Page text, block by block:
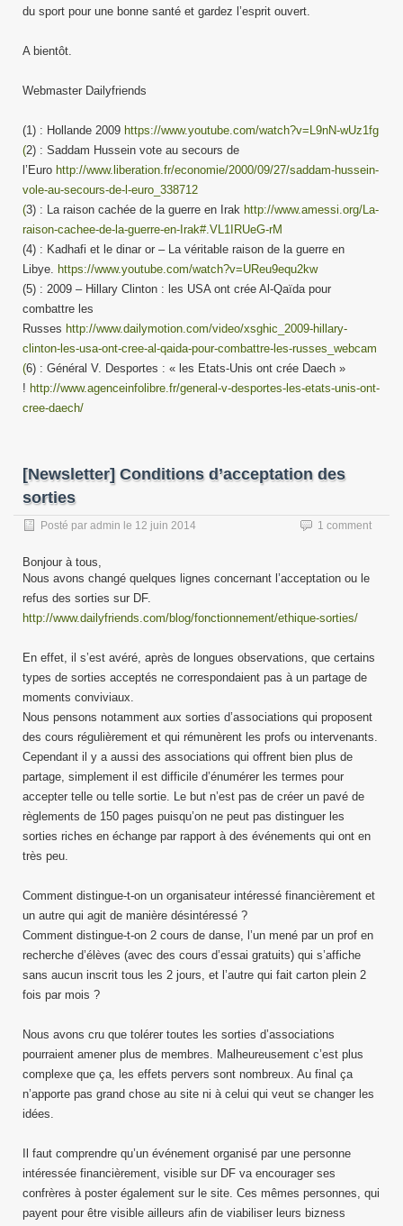
du sport pour une bonne santé et gardez l’esprit ouvert.
A bientôt.
Webmaster Dailyfriends
(1) : Hollande 2009 https://www.youtube.com/watch?v=L9nN-wUz1fg
(2) : Saddam Hussein vote au secours de
l’Euro http://www.liberation.fr/economie/2000/09/27/saddam-hussein-
vole-au-secours-de-l-euro_338712
(3) : La raison cachée de la guerre en Irak http://www.amessi.org/La-
raison-cachee-de-la-guerre-en-Irak#.VL1IRUeG-rM
(4) : Kadhafi et le dinar or – La véritable raison de la guerre en
Libye. https://www.youtube.com/watch?v=UReu9equ2kw
(5) : 2009 – Hillary Clinton : les USA ont crée Al-Qaïda pour
combattre les
Russes http://www.dailymotion.com/video/xsghic_2009-hillary-
clinton-les-usa-ont-cree-al-qaida-pour-combattre-les-russes_webcam
(6) : Général V. Desportes : « les Etats-Unis ont crée Daech »
! http://www.agenceinfolibre.fr/general-v-desportes-les-etats-unis-ont-
cree-daech/
[Newsletter] Conditions d’acceptation des
sorties
Posté par admin le 12 juin 2014 1 comment
Bonjour à tous,
Nous avons changé quelques lignes concernant l’acceptation ou le
refus des sorties sur DF.
http://www.dailyfriends.com/blog/fonctionnement/ethique-sorties/
En effet, il s’est avéré, après de longues observations, que certains
types de sorties acceptés ne correspondaient pas à un partage de
moments conviviaux.
Nous pensons notamment aux sorties d’associations qui proposent
des cours régulièrement et qui rémunèrent les profs ou intervenants.
Cependant il y a aussi des associations qui offrent bien plus de
partage, simplement il est difficile d’énumérer les termes pour
accepter telle ou telle sortie. Le but n’est pas de créer un pavé de
règlements de 150 pages puisqu’on ne peut pas distinguer les
sorties riches en échange par rapport à des événements qui ont en
très peu.
Comment distingue-t-on un organisateur intéressé financièrement et
un autre qui agit de manière désintéressé ?
Comment distingue-t-on 2 cours de danse, l’un mené par un prof en
recherche d’élèves (avec des cours d’essai gratuits) qui s’affiche
sans aucun inscrit tous les 2 jours, et l’autre qui fait carton plein 2
fois par mois ?
Nous avons cru que tolérer toutes les sorties d’associations
pourraient amener plus de membres. Malheureusement c’est plus
complexe que ça, les effets pervers sont nombreux. Au final ça
n’apporte pas grand chose au site ni à celui qui veut se changer les
idées.
Il faut comprendre qu’un événement organisé par une personne
intéressée financièrement, visible sur DF va encourager ses
confrères à poster également sur le site. Ces mêmes personnes, qui
payent pour être visible ailleurs afin de viabiliser leurs bizness